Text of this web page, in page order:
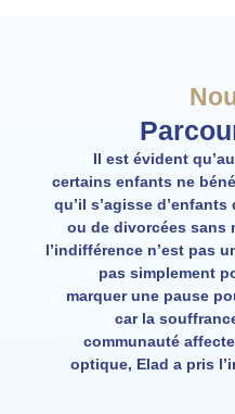
Il est évident
certains enfants ne
qu’il s’agisse
ou de divorcées sans
l’indifférence n’est pas
pas simplement
marquer une pause
car la
communauté
optique, Elad a pris